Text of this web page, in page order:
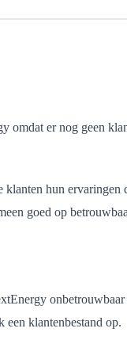
omdat er nog geen
hun
goed op
klantenbestand op.